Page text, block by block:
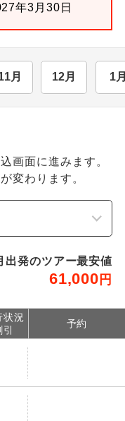
年3月30日
月 12月 1
画面に進みます。
変わります。
出発のツアー最安値
61,000 円
状況
予約